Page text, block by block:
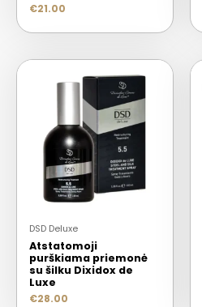
€21.00
DSD Deluxe
Atstatomoji
purškiama priemonė
su šilku Dixidox de
Luxe
€28.00